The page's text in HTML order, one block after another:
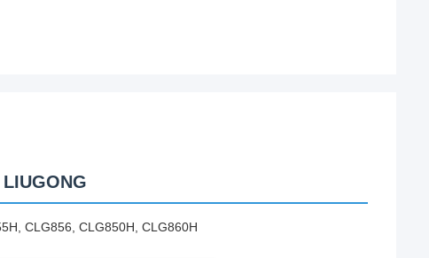
CLG856, CLG850H, CLG860H